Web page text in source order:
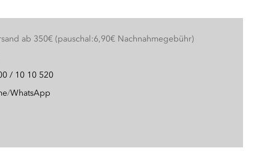
ab 350€ (pauschal:6,90€ Nachnahmegebühr)
/ 10 10 520
/WhatsApp